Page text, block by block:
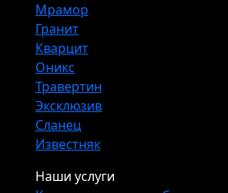
Мрамор
Гранит
Кварцит
Оникс
Травертин
Эксклюзив
Сланец
Известняк
Наши услуги